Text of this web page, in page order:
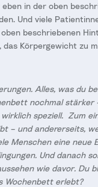
in der oben
Und viele
beschriebenen
Körpergewicht zu
Alles, was du
nochmal
speziell. Zum
– und andererseits,
Menschen eine
Und danach
wie davor.
Wochenbett erlebt?